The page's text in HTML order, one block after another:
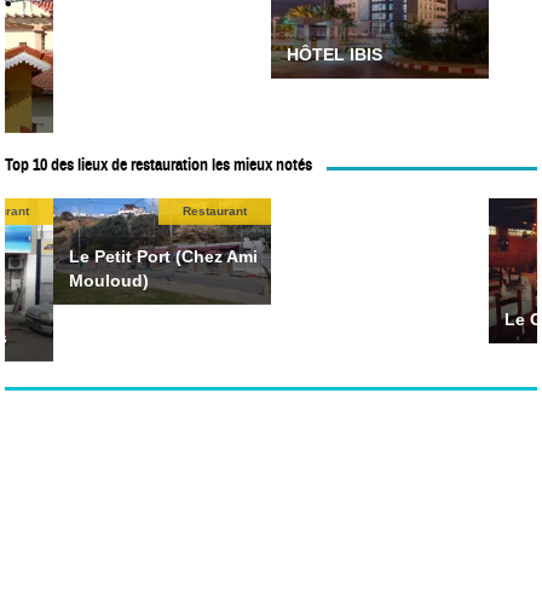
HÔTEL IBIS
Top 10 des lieux de restauration les mieux notés
Restaurant
Le Petit Port (Chez Ami
Mouloud)
Restaurant Des Jardins
Le